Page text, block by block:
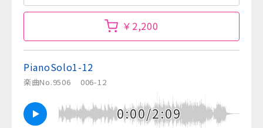
￥2,200
PianoSolo1-12
楽曲No.9506 006-12
0:00/2:09